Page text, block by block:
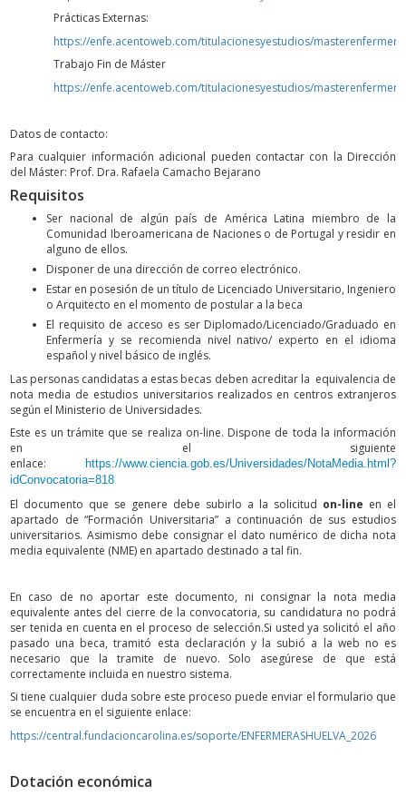
Prácticas Externas:
https://enfe.acentoweb.com/titulacionesyestudios/
Trabajo Fin de Máster
https://enfe.acentoweb.com/titulacionesyestudios/
Datos de contacto:
Para cualquier información adicional pueden contactar con la Dirección
del Máster: Prof. Dra. Rafaela Camacho Bejarano
Requisitos
Ser nacional de algún país de América Latina miembro de la
Comunidad Iberoamericana de Naciones o de Portugal y residir en
alguno de ellos.
Disponer de una dirección de correo electrónico.
Estar en posesión de un título de Licenciado Universitario, Ingeniero
o Arquitecto en el momento de postular a la beca
El requisito de acceso es ser Diplomado/Licenciado/Graduado en
Enfermería y se recomienda nivel nativo/ experto en el idioma
español y nivel básico de inglés.
Las personas candidatas a estas becas deben acreditar la equivalencia de
nota media de estudios universitarios realizados en centros extranjeros
según el Ministerio de Universidades.
Este es un trámite que se realiza on-line. Dispone de toda la información
en el siguiente
enlace:
https://www.ciencia.gob.es/Universidades/NotaMedia.html?
idConvocatoria=818
El documento que se genere debe subirlo a la solicitud on-line en el
apartado de “Formación Universitaria” a continuación de sus estudios
universitarios. Asimismo debe consignar el dato numérico de dicha nota
media equivalente (NME) en apartado destinado a tal fin.
En caso de no aportar este documento, ni consignar la nota media
equivalente antes del cierre de la convocatoria, su candidatura no podrá
ser tenida en cuenta en el proceso de selección.Si usted ya solicitó el año
pasado una beca, tramitó esta declaración y la subió a la web no es
necesario que la tramite de nuevo. Solo asegúrese de que está
correctamente incluida en nuestro sistema.
Si tiene cualquier duda sobre este proceso puede enviar el formulario que
se encuentra en el siguiente enlace:
https://central.fundacioncarolina.es/soporte/ENFERMERASHUELVA_2026
Dotación económica